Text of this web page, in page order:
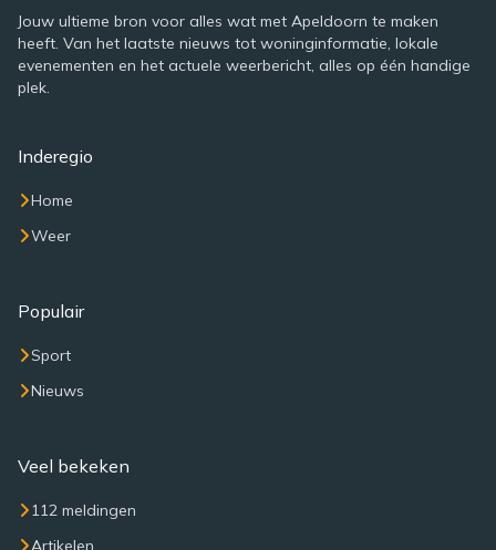
Jouw ultieme bron voor alles wat met Apeldoorn te maken
heeft. Van het laatste nieuws tot woninginformatie, lokale
evenementen en het actuele weerbericht, alles op één handige
plek.
Inderegio
Home
Weer
Populair
Sport
Nieuws
Veel bekeken
112 meldingen
Artikelen